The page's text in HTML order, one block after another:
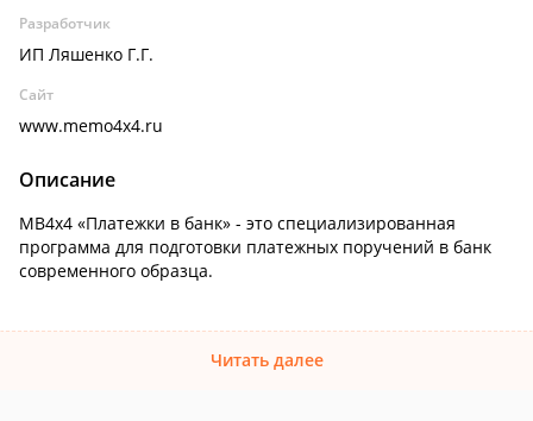
Разработчик
ИП Ляшенко Г.Г.
Сайт
www.memo4x4.ru
Описание
MB4x4 «Платежки в банк» - это специализированная
программа для подготовки платежных поручений в банк
современного образца.
Читать далее